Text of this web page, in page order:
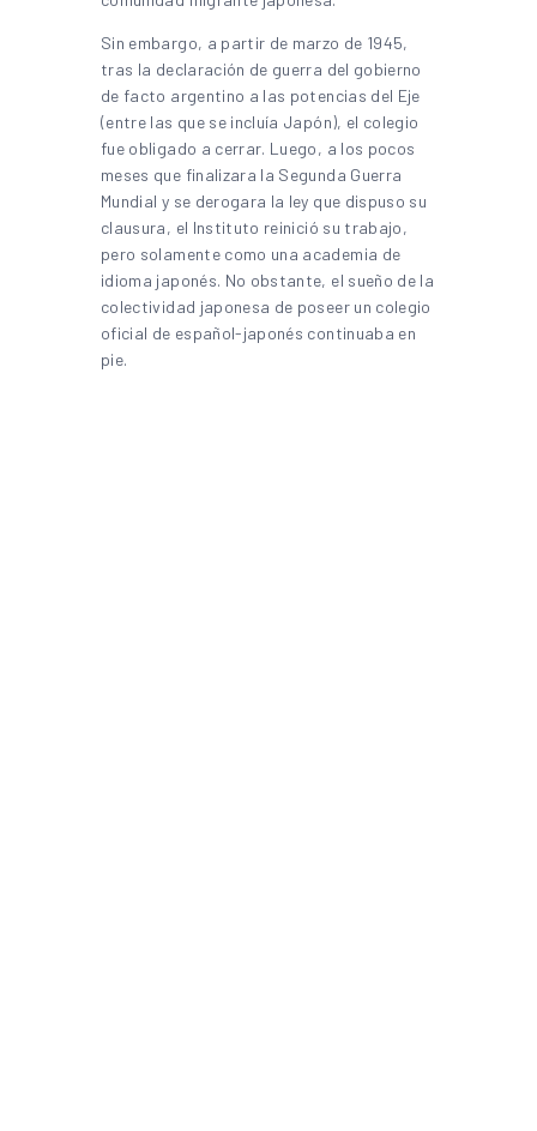
Sin embargo, a partir de marzo de 1945,
tras la declaración de guerra del gobierno
de facto argentino a las potencias del Eje
(entre las que se incluía Japón), el colegio
fue obligado a cerrar. Luego, a los pocos
meses que finalizara la Segunda Guerra
Mundial y se derogara la ley que dispuso su
clausura, el Instituto reinició su trabajo,
pero solamente como una academia de
idioma japonés. No obstante, el sueño de la
colectividad japonesa de poseer un colegio
oficial de español-japonés continuaba en
pie.